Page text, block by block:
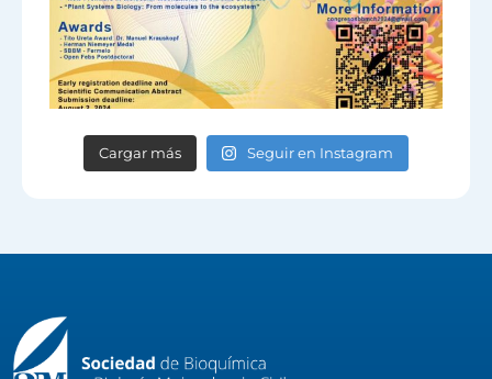
Cargar más Seguir en Instagram